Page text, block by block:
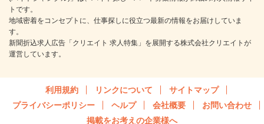
トです。
地域密着をコンセプトに、仕事探しに役立つ最新の情報をお届けしていま
す。
新聞折込求人広告「クリエイト 求人特集」を展開する株式会社クリエイトが
運営しています。
利用規約 リンクについて
サイトマップ
プライバシーポリシー
ヘルプ 会社概要
お問い合わせ
掲載をお考えの企業様へ